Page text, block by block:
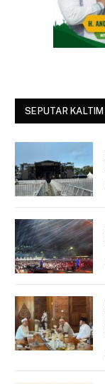
SEPUTAR KALTIM